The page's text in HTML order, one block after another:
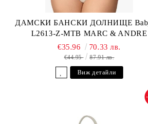
ДАМСКИ БАНСКИ ДОЛНИЩЕ
L2613-Z-MTB MARC & ANDRE
€35.96 70.33 лв.
€44.95 87.91 лв.
Виж детайли